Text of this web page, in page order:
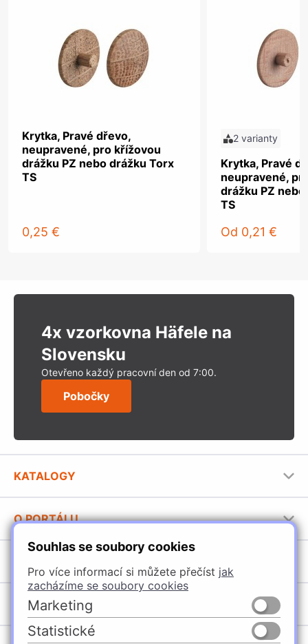
Souhlas se soubory cookies
Pro více informací si můžete přečíst jak
zacházíme se soubory cookies
Marketing
Statistické
Krytka, Pravé dřevo,
neupravené, pro křížovou
drážku PZ nebo drážku Torx
TS
0,25 €
2 varianty
Krytka, Pravé
neupravené,
drážku PZ
TS
Od 0,21 €
4x vzorkovna Häfele na
Slovensku
Otevřeno každý pracovní den od 7:00.
Pobočky
KATALOGY
Stavební katalog Häfele
Brožury Häfele
O PORTÁLU
Provozovatel portálu
Jak používat portál
Úchytky
Nábytkové kování
Vybavení kuchyní
POBOČKY
Špačince